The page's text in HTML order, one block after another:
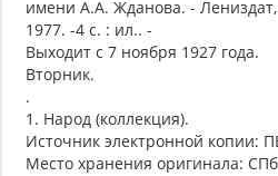
имени А.А. Жданова. -
1977. -4 с. : ил.. -
Выходит с 7 ноября 1927 года.
Вторник.
.
1. Народ (коллекция).
Источник электронной копии:
Место хранения оригинала: